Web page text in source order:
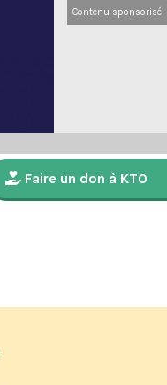
Contenu sponsorisé
Faire un don à KTO